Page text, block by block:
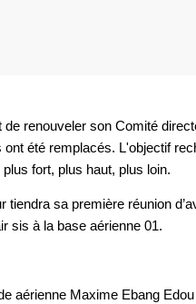
de renouveler son Comité
été remplacés. L'objectif
fort, plus haut, plus loin.
tiendra sa première réunion
sis à la base aérienne 01.
aérienne Maxime Ebang Edou